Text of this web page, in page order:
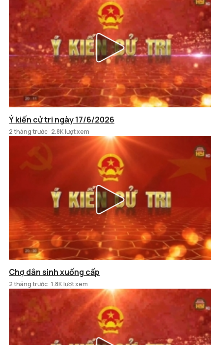
Ý kiến cử tri ngày 17/6/2026
2 tháng trước 2.8K lượt xem
Chợ dân sinh xuống cấp
2 tháng trước 1.8K lượt xem